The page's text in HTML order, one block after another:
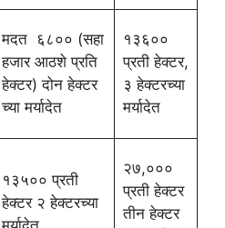
मदत ६८०० (सहा
हजार आठशे प्रति
हेक्टर) दोन हेक्टर
च्या मर्यादेत
१३६००
प्रती हेक्टर,
३ हेक्टरच्या
मर्यादेत
१३५०० प्रती
हेक्टर २ हेक्टरच्या
२७,०००
प्रती हेक्टर
तीन हेक्टर